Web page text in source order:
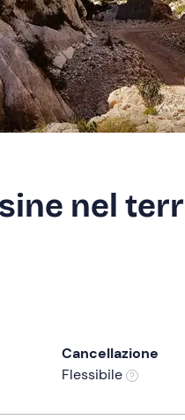
nel
Cancellazione
Flessibile